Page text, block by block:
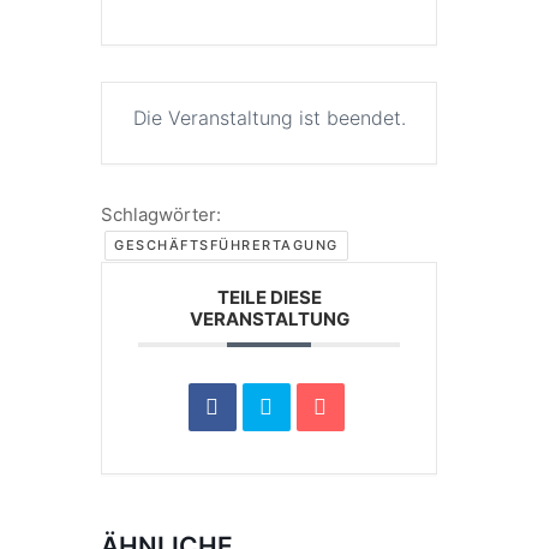
Die Veranstaltung ist beendet.
Schlagwörter:
GESCHÄFTSFÜHRERTAGUNG
TEILE DIESE
VERANSTALTUNG